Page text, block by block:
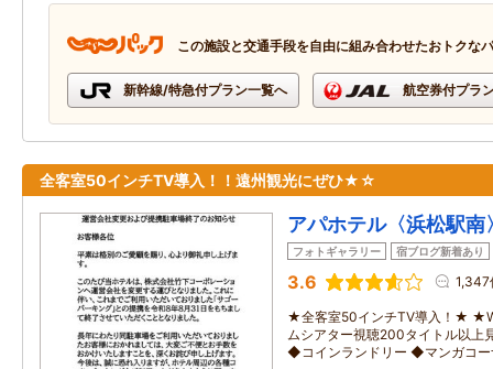
この施設と交通手段を自由に組み合わせたおトクな
新幹線/特急付プラン一覧へ 航空券付プラ
全客室50インチTV導入！！遠州観光にぜひ★☆
アパホテル〈浜松駅南
フォトギャラリー 宿ブログ新着あり
3.6 1,347
★全客室50インチTV導入！★
ムシアター視聴200タイトル以上
◆コインランドリー ◆マンガコー